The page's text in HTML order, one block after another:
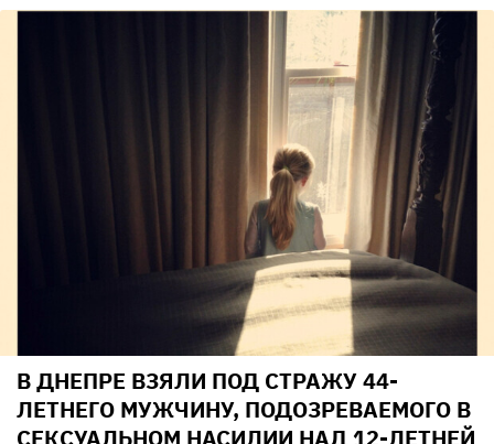
В ДНЕПРЕ ВЗЯЛИ ПОД СТРАЖУ 44-
ЛЕТНЕГО МУЖЧИНУ, ПОДОЗРЕВАЕМОГО В
СЕКСУАЛЬНОМ НАСИЛИИ НАД 12-ЛЕТНЕЙ